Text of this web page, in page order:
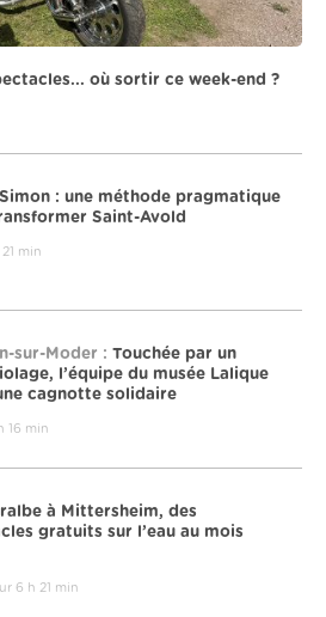
où sortir ce week-end ?
: une méthode pragmatique
Saint-Avold
min
sur-Moder : Touchée par un
l’équipe du musée Lalique
cagnotte solidaire
16 min
à Mittersheim, des
gratuits sur l’eau au mois
6 h 21 min